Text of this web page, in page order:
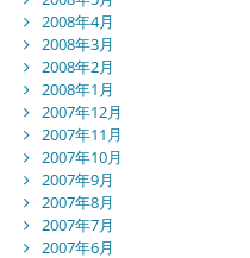
2008年4月
2008年3月
2008年2月
2008年1月
2007年12月
2007年11月
2007年10月
2007年9月
2007年8月
2007年7月
2007年6月